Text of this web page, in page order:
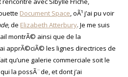
Document Space, oÃ¹ j’ai pu voir
, de Elizabeth Atterbury. Je me suis
montrÃ© ainsi que de la
apprÃ©ciÃ© les lignes directrices de
qu’une galerie commerciale soit le
la possÃ¨de, et dont j’ai